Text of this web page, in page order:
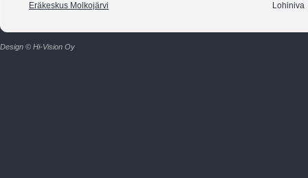
Eräkeskus Molkojärvi Lohiniva
Design © Hi-Vision Oy